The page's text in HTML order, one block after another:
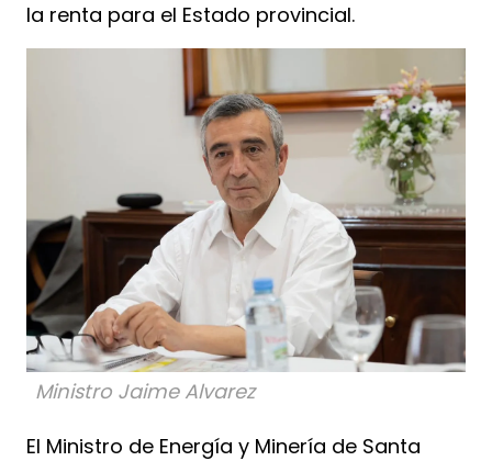
la renta para el Estado provincial.
Ministro Jaime Alvarez
El Ministro de Energía y Minería de Santa